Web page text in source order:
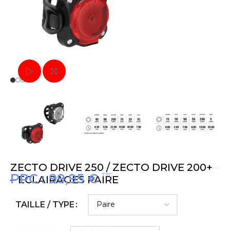
Regarder la vidéoCliquez pour agrandir
ZECTO DRIVE 250 / ZECTO DRIVE 200+
– ÉCLAIRAGES PAIRE
PPC : 99,95 € TTC
TAILLE / TYPE